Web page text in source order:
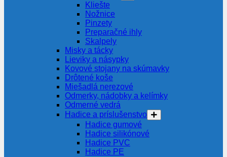
Kliešte
Nožnice
Pinzety
Preparačné ihly
Skalpely
Misky a tácky
Lieviky a násypky
Kovové stojany na skúmavky
Drôtené koše
Miešadlá nerezové
Odmerky, nádobky a kelímky
Odmerné vedrá
Hadice a príslušenstvo
Hadice gumové
Hadice silikónové
Hadice PVC
Hadice PE